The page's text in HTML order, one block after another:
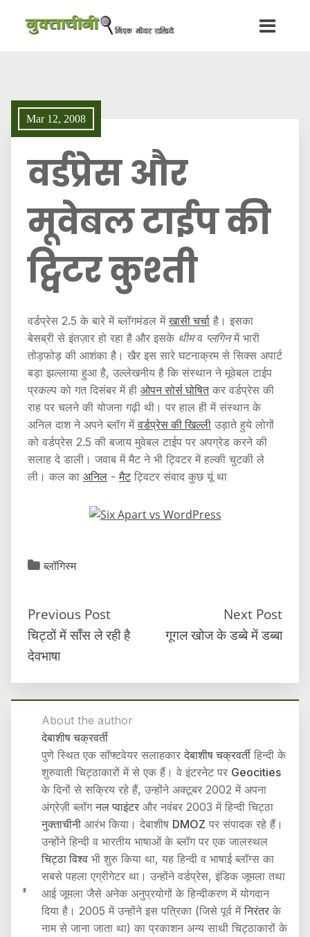
Mar 12, 2008
वर्डप्रेस और
मूवेबल टाईप की
ट्विटर कुश्ती
वर्डप्रेस 2.5 के बारे में ब्लॉगमंडल मेंखासी चर्चा है। इसका
बेसब्री से इंतज़ार हो रहा है और इसके थीमव प्लगिनमें भारी
तोड़फोड़ की आशंका है। खैर इस सारे घटनाक्रम से सिक्स अपार्ट
बड़ा झल्लाया हुआ है, उल्लेखनीय है कि संस्थान ने मूवेबल टाईप
प्रकल्प को गत दिसंबर में ही ओपन सोर्स घोषितकर वर्डप्रेस की
राह पर चलने की योजना गढ़ी थी। पर हाल ही में संस्थान के
अनिल दाश ने अपने ब्लॉग मेंवर्डप्रेस की खिल्ली उड़ाते हुये लोगों
को वर्डप्रेस 2.5 की बजाय मुवेबल टाईप पर अपग्रेड करने की
सलाह दे डाली। जवाब में मैट ने भी ट्विटर में हल्की चुटकी ले
ली। कल का अनिल ‍-मैटट्विटर संवाद कुछ यूं था
ब्लॉगिस्म
Previous Post
चिट्ठों में साँस ले रही है
देवभाषा
Next Post
गूगल खोज के डब्बे में डब्बा
About the author
देबाशीष चक्रवर्ती
पुणे स्थित एक सॉफ्टवेयर सलाहकारदेबाशीष चक्रवर्ती हिन्दी के
शुरुवाती चिट्ठाकारों में से एक हैं। वे इंटरनेट पर Geocities
के दिनों से सक्रिय रहे हैं, उन्होंने अक्टूबर 2002 में अपना
अंग्रेज़ी ब्लॉगनल प्वाइंटर और नवंबर 2003 में हिन्दी चिट्ठा
नुक्ताचीनी आरंभ किया। देबाशीष DMOZ पर संपादक रहे हैं।
उन्होंने हिन्दी व भारतीय भाषाओं के ब्लॉग पर एक जालस्थल
चिट्ठा विश्व भी शुरु किया था, यह हिन्दी व भाषाई ब्लॉग्स का
सबसे पहला एग्रीगेटर था। उन्होंने वर्डप्रेस, इंडिक जूमला तथा
आई जूमला जैसे अनेक अनुप्रयोगों के हिन्दीकरण में योगदान
दिया है। 2005 में उन्होंने इस पत्रिका (जिसे पूर्व मेंनिरंतर के
नाम से जाना जाता था) का प्रकाशन अन्य साथी चिट्ठाकारों के